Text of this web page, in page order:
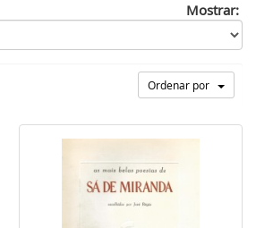
Mostrar:
Ordenar por